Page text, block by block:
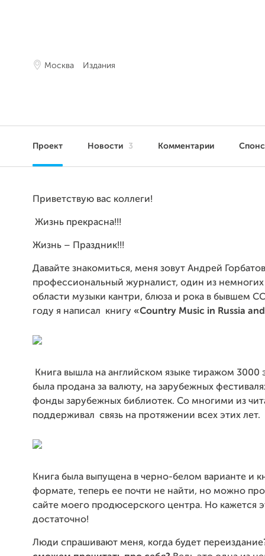
Москва Издания
Проект Новости 3 Комментарии
Приветствую вас коллеги!
Жизнь прекрасна!!!
Жизнь – Праздник!!!
Давайте знакомиться, меня зовут Андрей
Горбатов
профессиональный журналист, один из немногих
области музыки кантри, блюза и рока в бывшем
году я написал книгу «Country Music in Russia and
Книга вышла на английском языке тиражом 3000
была продана за валюту, на зарубежных
фонды зарубежных библиотек. Со многими из
поддерживал связь на протяжении всех этих лет.
Книга была выпущена в черно-белом варианте и
формате, теперь ее почти не найти, но можно
сайте моего продюсерского центра. Но кажется
достаточно!
Люди спрашивают меня, когда будет переиздание